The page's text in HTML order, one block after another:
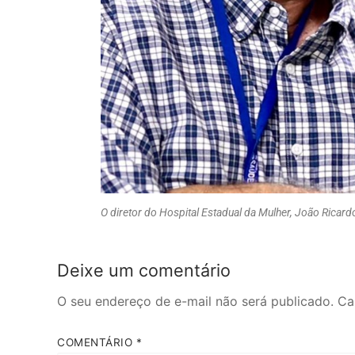
O diretor do Hospital Estadual da Mulher, João
Deixe um comentário
O seu endereço de e-mail não será publicado.
COMENTÁRIO *